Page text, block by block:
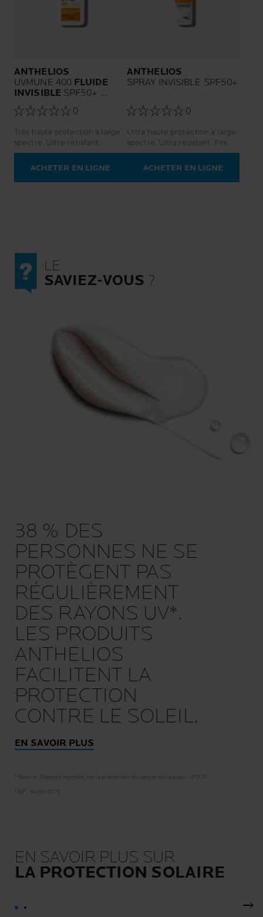
ANTHELIOS
UVMUNE 400 FLUIDE
INVISIBLE SPF50+
SANS PARFUM
0
Très haute protection à large
spectre. Ultra-résistant.
ACHETER EN LIGNE
ANTHELIOS
SPRAY INVISIBLE SPF50+
0
Ultra haute protection à large
spectre. Ultra résistant. Fini
léger.
ACHETER EN LIGNE
LE
SAVIEZ-VOUS ?
38 % DES
PERSONNES NE SE
PROTÈGENT PAS
RÉGULIÈREMENT
DES RAYONS UV*.
LES PRODUITS
ANTHELIOS
FACILITENT LA
PROTECTION
CONTRE LE SOLEIL.
EN SAVOIR PLUS
*Source : Rapport mondial sur la prévention du cancer de la peau - IPSOS
LRP - février 2015
EN SAVOIR PLUS SUR
LA PROTECTION SOLAIRE